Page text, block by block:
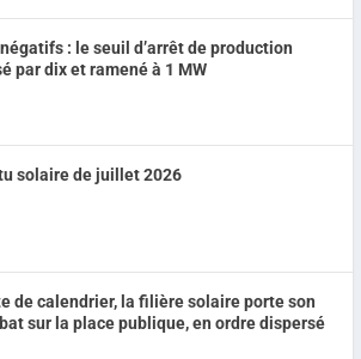
: le seuil d’arrêt de production
par dix et ramené à 1 MW
solaire de juillet 2026
de calendrier, la filière solaire porte son
sur la place publique, en ordre dispersé